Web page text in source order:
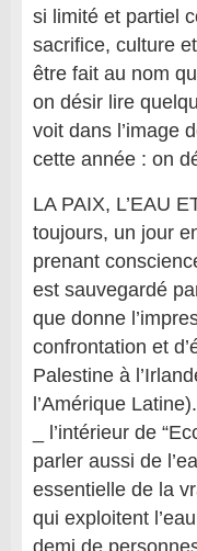
si limité et partiel
sacrifice, culture
être fait au nom
on désir lire
voit dans l’image
cette année : on
LA PAIX, L’EAU
toujours, un jour
prenant
est sauvegardé
que donne
confrontation et
Palestine à
l’Amérique Latine).
_ l’intérieur de
parler aussi de
essentielle de la
qui exploitent
demi de